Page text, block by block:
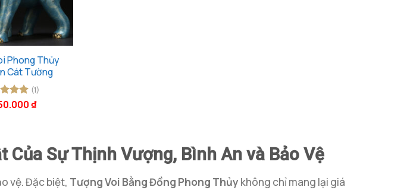
Phong Thủy
Cát Tường
xếp
(1)
₫
Sự Thịnh Vượng, Bình An và Bảo Vệ
vệ. Đặc biệt, Tượng Voi Bằng Đồng Phong Thủy không chỉ mang lại giá